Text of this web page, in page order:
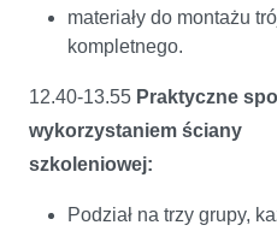
materiały do montażu
kompletnego.
12.40-13.55 Praktyczne
wykorzystaniem ściany
szkoleniowej:
Podział na trzy grupy,